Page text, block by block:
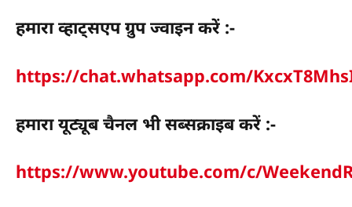
हमारा व्हाट्सएप ग्रुप ज्वाइन करें :-
https://chat.whatsapp.com/
हमारा यूट्यूब चैनल भी सब्सक्राइब करें :-
https://www.youtube.com/c/